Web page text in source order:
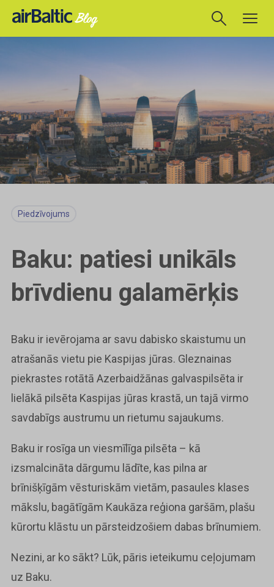
Piedzīvojums
Baku: patiesi unikāls
brīvdienu galamērķis
Baku ir ievērojama ar savu dabisko skaistumu un
atrašanās vietu pie Kaspijas jūras. Gleznainas
piekrastes rotātā Azerbaidžānas galvaspilsēta ir
lielākā pilsēta Kaspijas jūras krastā, un tajā virmo
savdabīgs austrumu un rietumu sajaukums.
Baku ir rosīga un viesmīlīga pilsēta – kā
izsmalcināta dārgumu lādīte, kas pilna ar
brīnišķīgām vēsturiskām vietām, pasaules klases
mākslu, bagātīgām Kaukāza reģiona garšām, plašu
kūrortu klāstu un pārsteidzošiem dabas brīnumiem.
Nezini, ar ko sākt? Lūk, pāris ieteikumu ceļojumam
uz Baku.